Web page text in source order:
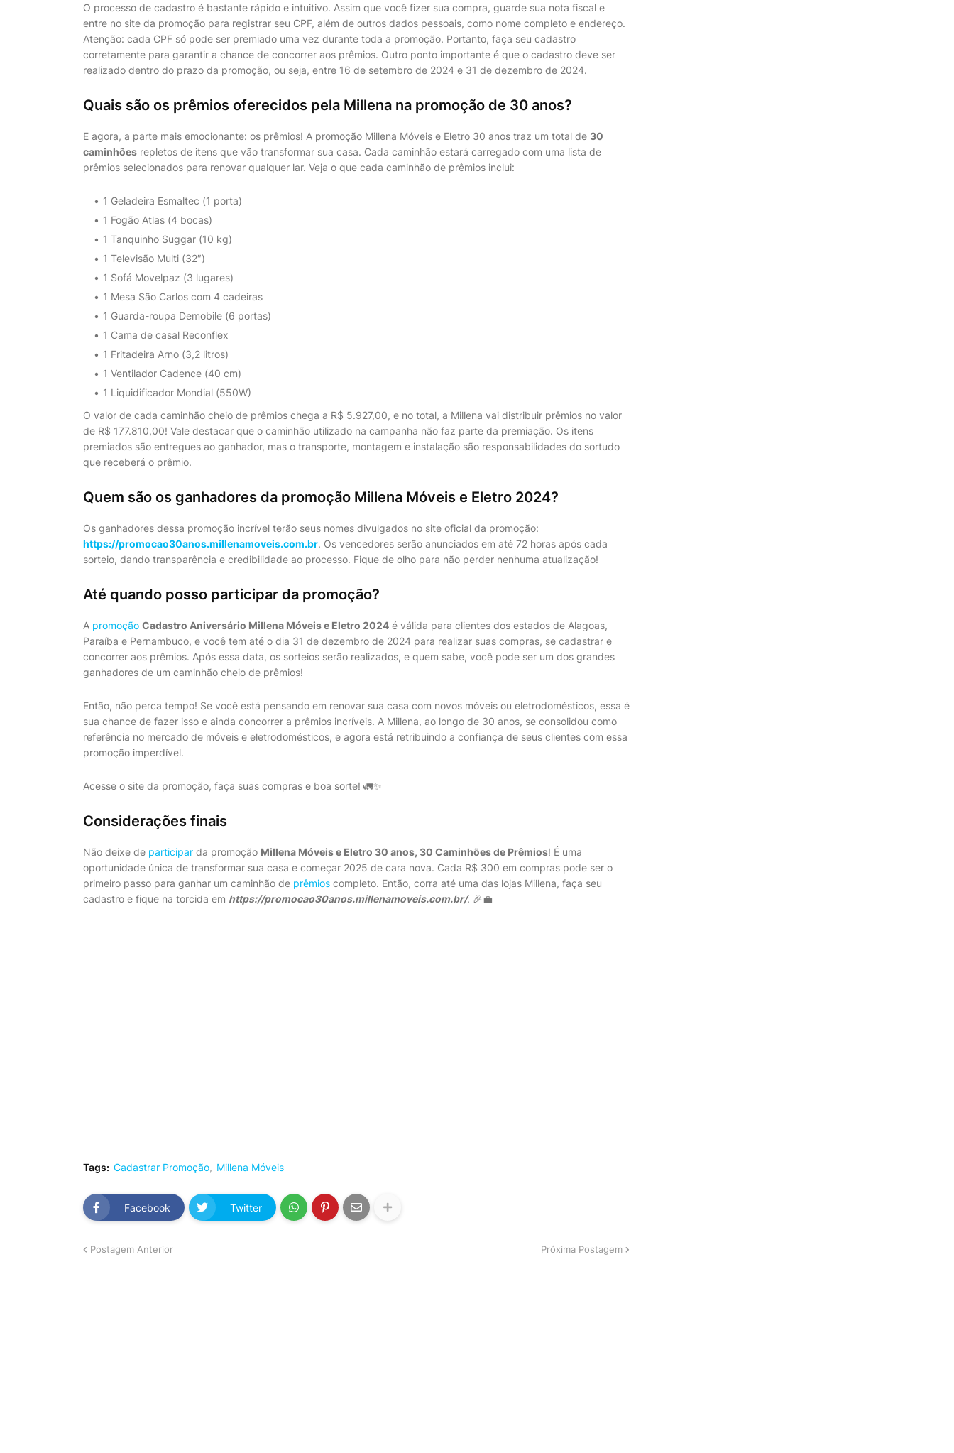
O processo de cadastro é bastante rápido e intuitivo. Assim que você fizer sua compra, guarde sua nota fiscal e
entre no site da promoção para registrar seu CPF, além de outros dados pessoais, como nome completo e endereço.
Atenção: cada CPF só pode ser premiado uma vez durante toda a promoção. Portanto, faça seu cadastro
corretamente para garantir a chance de concorrer aos prêmios. Outro ponto importante é que o cadastro deve ser
realizado dentro do prazo da promoção, ou seja, entre 16 de setembro de 2024 e 31 de dezembro de 2024.
Quais são os prêmios oferecidos pela Millena na promoção de 30 anos?
E agora, a parte mais emocionante: os prêmios! A promoção Millena Móveis e Eletro 30 anos traz um total de 30
caminhões repletos de itens que vão transformar sua casa. Cada caminhão estará carregado com uma lista de
prêmios selecionados para renovar qualquer lar. Veja o que cada caminhão de prêmios inclui:
1 Geladeira Esmaltec (1 porta)
1 Fogão Atlas (4 bocas)
1 Tanquinho Suggar (10 kg)
1 Televisão Multi (32″)
1 Sofá Movelpaz (3 lugares)
1 Mesa São Carlos com 4 cadeiras
1 Guarda-roupa Demobile (6 portas)
1 Cama de casal Reconflex
1 Fritadeira Arno (3,2 litros)
1 Ventilador Cadence (40 cm)
1 Liquidificador Mondial (550W)
O valor de cada caminhão cheio de prêmios chega a R$ 5.927,00, e no total, a Millena vai distribuir prêmios no valor
de R$ 177.810,00! Vale destacar que o caminhão utilizado na campanha não faz parte da premiação. Os itens
premiados são entregues ao ganhador, mas o transporte, montagem e instalação são responsabilidades do sortudo
que receberá o prêmio.
Quem são os ganhadores da promoção Millena Móveis e Eletro 2024?
Os ganhadores dessa promoção incrível terão seus nomes divulgados no site oficial da promoção:
https://promocao30anos.millenamoveis.com.br. Os vencedores serão anunciados em até 72 horas após cada
sorteio, dando transparência e credibilidade ao processo. Fique de olho para não perder nenhuma atualização!
Até quando posso participar da promoção?
A promoção Cadastro Aniversário Millena Móveis e Eletro 2024 é válida para clientes dos estados de Alagoas,
Paraíba e Pernambuco, e você tem até o dia 31 de dezembro de 2024 para realizar suas compras, se cadastrar e
concorrer aos prêmios. Após essa data, os sorteios serão realizados, e quem sabe, você pode ser um dos grandes
ganhadores de um caminhão cheio de prêmios!
Então, não perca tempo! Se você está pensando em renovar sua casa com novos móveis ou eletrodomésticos, essa é
sua chance de fazer isso e ainda concorrer a prêmios incríveis. A Millena, ao longo de 30 anos, se consolidou como
referência no mercado de móveis e eletrodomésticos, e agora está retribuindo a confiança de seus clientes com essa
promoção imperdível.
Acesse o site da promoção, faça suas compras e boa sorte! 🚛✨
Considerações finais
Não deixe de participar da promoção Millena Móveis e Eletro 30 anos, 30 Caminhões de Prêmios! É uma
oportunidade única de transformar sua casa e começar 2025 de cara nova. Cada R$ 300 em compras pode ser o
primeiro passo para ganhar um caminhão de prêmios completo. Então, corra até uma das lojas Millena, faça seu
cadastro e fique na torcida em https://promocao30anos.millenamoveis.com.br/. 🎉💼
Tags: Cadastrar Promoção Millena Móveis
Facebook Twitter
Postagem Anterior Próxima Postagem